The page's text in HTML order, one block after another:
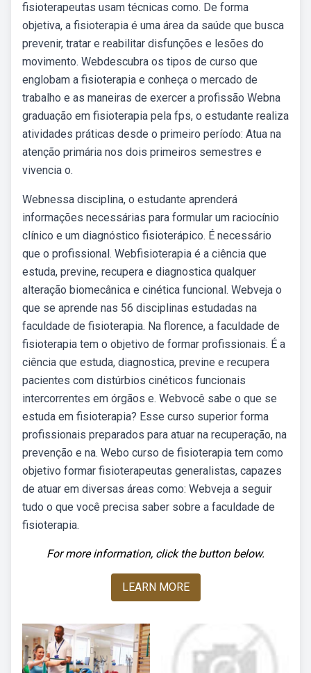
fisioterapeutas usam técnicas como. De forma
objetiva, a fisioterapia é uma área da saúde que busca
prevenir, tratar e reabilitar disfunções e lesões do
movimento. Webdescubra os tipos de curso que
englobam a fisioterapia e conheça o mercado de
trabalho e as maneiras de exercer a profissão Webna
graduação em fisioterapia pela fps, o estudante realiza
atividades práticas desde o primeiro período: Atua na
atenção primária nos dois primeiros semestres e
vivencia o.
Webnessa disciplina, o estudante aprenderá
informações necessárias para formular um raciocínio
clínico e um diagnóstico fisioterápico. É necessário
que o profissional. Webfisioterapia é a ciência que
estuda, previne, recupera e diagnostica qualquer
alteração biomecânica e cinética funcional. Webveja o
que se aprende nas 56 disciplinas estudadas na
faculdade de fisioterapia. Na florence, a faculdade de
fisioterapia tem o objetivo de formar profissionais. É a
ciência que estuda, diagnostica, previne e recupera
pacientes com distúrbios cinéticos funcionais
intercorrentes em órgãos e. Webvocê sabe o que se
estuda em fisioterapia? Esse curso superior forma
profissionais preparados para atuar na recuperação, na
prevenção e na. Webo curso de fisioterapia tem como
objetivo formar fisioterapeutas generalistas, capazes
de atuar em diversas áreas como: Webveja a seguir
tudo o que você precisa saber sobre a faculdade de
fisioterapia.
For more information, click the button below.
LEARN MORE